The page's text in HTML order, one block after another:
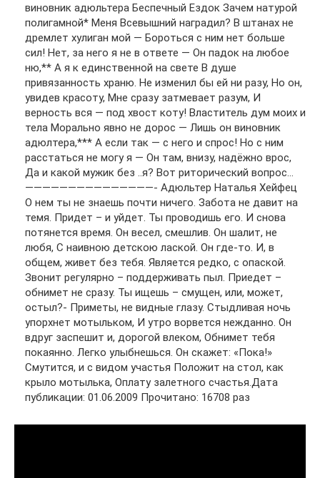
виновник адюльтера Беспечный Ездок Зачем натурой
полигамной* Меня Всевышний наградил? В штанах не
дремлет хулиган мой — Бороться с ним нет больше
сил! Нет, за него я не в ответе — Он падок на любое
ню,** А я к единственной на свете В душе
привязанность храню. Не изменил бы ей ни разу, Но он,
увидев красоту, Мне сразу затмевает разум, И
верность вся — под хвост коту! Властитель дум моих и
тела Морально явно не дорос — Лишь он виновник
адюлтера,*** А если так — с него и спрос! Но с ним
расстаться не могу я — Он там, внизу, надёжно врос,
Да и какой мужик без ..я? Вот риторический вопрос…
———————————————- Адюльтер Наталья Хейфец
О нем ты не знаешь почти ничего. Забота не давит на
темя. Придет – и уйдет. Ты проводишь его. И снова
потянется время. Он весел, смешлив. Он шалит, не
любя, С наивною детскою лаской. Он где-то. И, в
общем, живет без тебя. Является редко, с опаской.
Звонит регулярно – поддерживать пыл. Приедет –
обнимет не сразу. Ты ищешь – смущен, или, может,
остыл?- Приметы, не видные глазу. Стыдливая ночь
упорхнет мотыльком, И утро ворвется нежданно. Он
вдруг заспешит и, дорогой влеком, Обнимет тебя
покаянно. Легко улыбнешься. Он скажет: «Пока!»
Смутится, и с видом участья Положит на стол, как
крыло мотылька, Оплату залетного счастья.Дата
публикации: 01.06.2009 Прочитано: 16708 раз